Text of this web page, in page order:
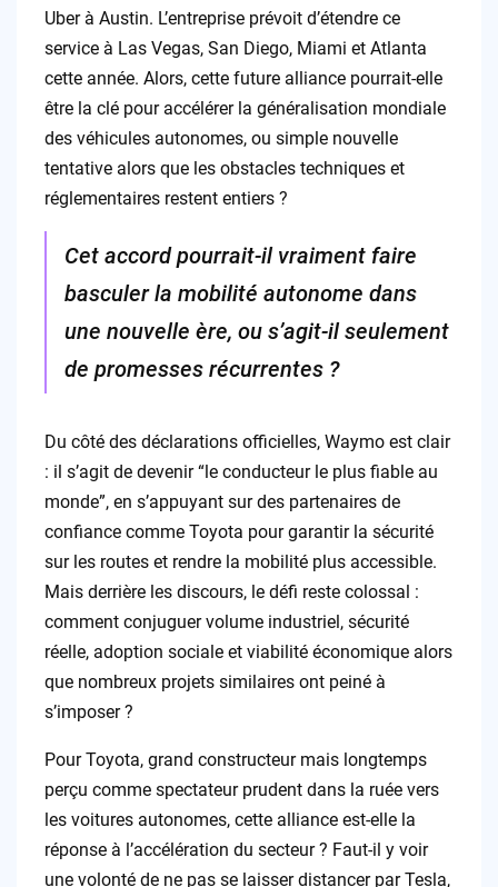
Uber à Austin. L’entreprise prévoit d’étendre ce
service à Las Vegas, San Diego, Miami et Atlanta
cette année. Alors, cette future alliance pourrait-elle
être la clé pour accélérer la généralisation mondiale
des véhicules autonomes, ou simple nouvelle
tentative alors que les obstacles techniques et
réglementaires restent entiers ?
Cet accord pourrait-il vraiment faire
basculer la mobilité autonome dans
une nouvelle ère, ou s’agit-il seulement
de promesses récurrentes ?
Du côté des déclarations officielles, Waymo est clair
: il s’agit de devenir “le conducteur le plus fiable au
monde”, en s’appuyant sur des partenaires de
confiance comme Toyota pour garantir la sécurité
sur les routes et rendre la mobilité plus accessible.
Mais derrière les discours, le défi reste colossal :
comment conjuguer volume industriel, sécurité
réelle, adoption sociale et viabilité économique alors
que nombreux projets similaires ont peiné à
s’imposer ?
Pour Toyota, grand constructeur mais longtemps
perçu comme spectateur prudent dans la ruée vers
les voitures autonomes, cette alliance est-elle la
réponse à l’accélération du secteur ? Faut-il y voir
une volonté de ne pas se laisser distancer par Tesla,